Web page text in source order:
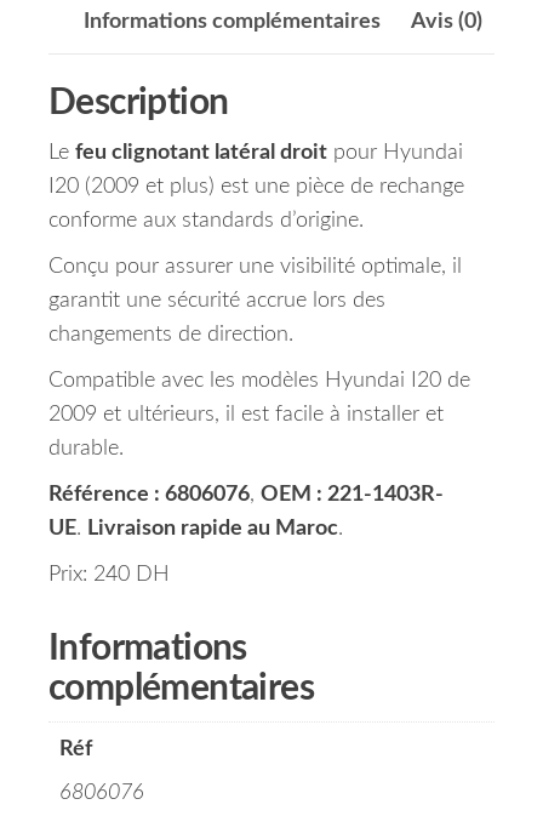
Informations complémentaires Avis (0)
Description
Le feu clignotant latéral droit pour Hyundai
I20 (2009 et plus) est une pièce de rechange
conforme aux standards d’origine.
Conçu pour assurer une visibilité optimale, il
garantit une sécurité accrue lors des
changements de direction.
Compatible avec les modèles Hyundai I20 de
2009 et ultérieurs, il est facile à installer et
durable.
Référence : 6806076, OEM : 221-1403R-
UE. Livraison rapide au Maroc.
Prix: 240 DH
Informations
complémentaires
Réf
6806076